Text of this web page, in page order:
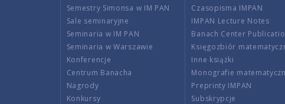
Semestry Simonsa w IM PAN
Sale seminaryjne
Seminaria w IM PAN
Seminaria w Warszawie
Konferencje
Centrum Banacha
Nagrody
Konkursy
Czasopisma IMPAN
IMPAN Lecture Notes
Banach Center
Księgozbiór
Inne książki
Monografie
Preprinty IMPAN
Subskrypcje